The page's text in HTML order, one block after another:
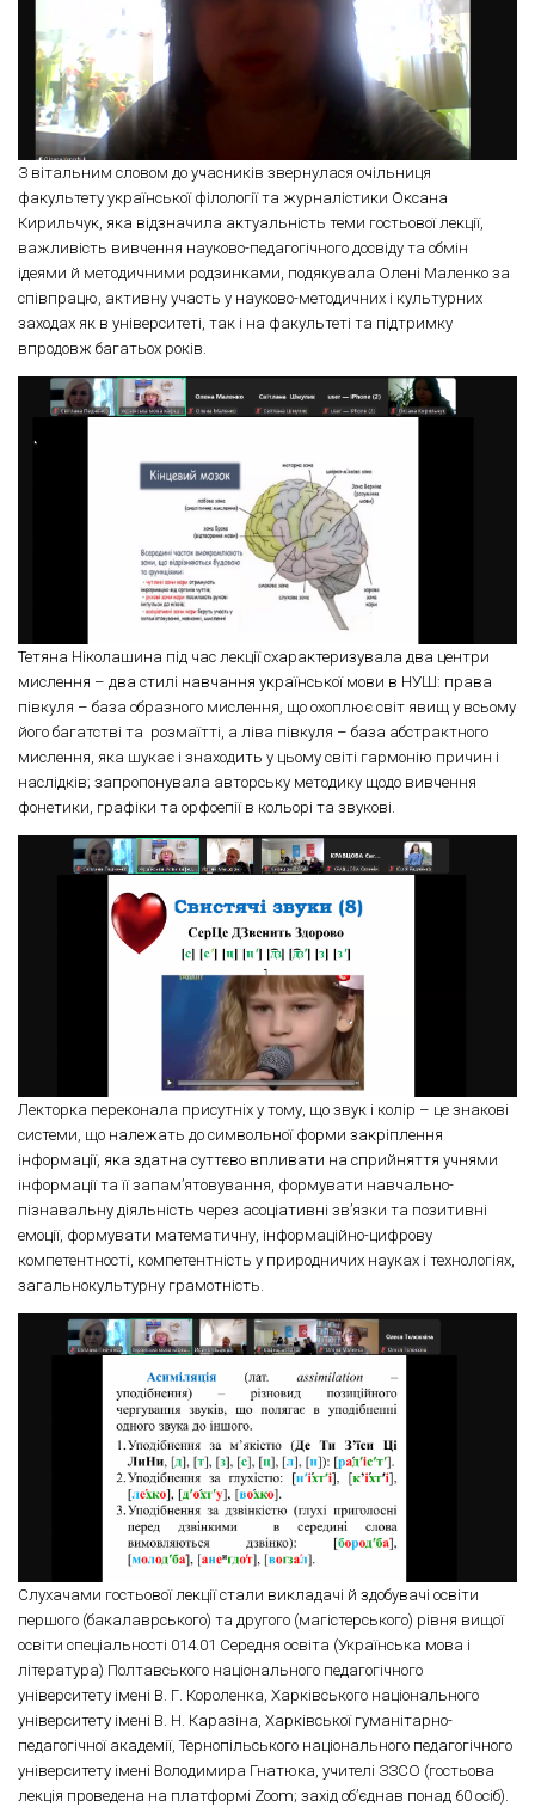
З вітальним словом до учасників звернулася очільниця
факультету української філології та журналістики Оксана
Кирильчук, яка відзначила актуальність теми гостьової лекції,
важливість вивчення науково-педагогічного досвіду та обмін
ідеями й методичними родзинками, подякувала Олені Маленко за
співпрацю, активну участь у науково-методичних і культурних
заходах як в університеті, так і на факультеті та підтримку
впродовж багатьох років.
Тетяна Ніколашина під час лекції схарактеризувала два центри
мислення – два стилі навчання української мови в НУШ: права
півкуля – база образного мислення, що охоплює світ явищ у всьому
його багатстві та розмаїтті, а ліва півкуля – база абстрактного
мислення, яка шукає і знаходить у цьому світі гармонію причин і
наслідків; запропонувала авторську методику щодо вивчення
фонетики, графіки та орфоепії в кольорі та звукові.
Лекторка переконала присутніх у тому, що звук і колір – це знакові
системи, що належать до символьної форми закріплення
інформації, яка здатна суттєво впливати на сприйняття учнями
інформації та її запам’ятовування, формувати навчально-
пізнавальну діяльність через асоціативні зв’язки та позитивні
емоції, формувати математичну, інформаційно-цифрову
компетентності, компетентність у природничих науках і технологіях,
загальнокультурну грамотність.
Слухачами гостьової лекції стали викладачі й здобувачі освіти
першого (бакалаврського) та другого (магістерського) рівня вищої
освіти спеціальності 014.01 Середня освіта (Українська мова і
література) Полтавського національного педагогічного
університету імені В. Г. Короленка, Харківського національного
університету імені В. Н. Каразіна, Харківської гуманітарно-
педагогічної академії, Тернопільського національного педагогічного
університету імені Володимира Гнатюка, учителі ЗЗСО (гостьова
лекція проведена на платформі Zoom; захід об’єднав понад 60 осіб).